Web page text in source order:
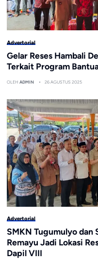
Advertorial
Gelar Reses Hambali
Terkait Program
OLEH ADMIN 26 AGUSTUS 2025
Advertorial
SMKN Tugumulyo dan
Remayu Jadi Lokasi
Dapil VIII